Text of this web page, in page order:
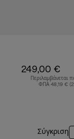
249,00 €
Περιλαμβάνεται
ΦΠΑ 48,19 €
Σύγκριση